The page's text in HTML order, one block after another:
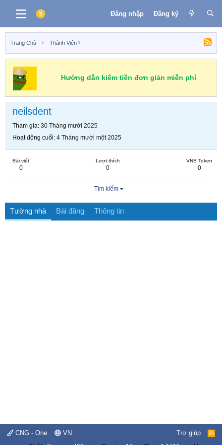
Đăng nhập Đăng ký
Trang Chủ Thành Viên
Hướng dẫn kiếm tiền đơn giản miễn phí
neilsdent
Tham gia 30 Tháng mười 2025
Hoạt động cuối 4 Tháng mười một 2025
Bài viết
0
Lượt thích
0
VNB Token
0
Tìm kiếm
Tường nhà Bài đăng Thông tin
CNG - One VN Trợ giúp
R